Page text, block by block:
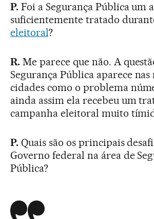
P.Foi a Segurança Pública um
suficientemente tratado
eleitoral?
R.Me parece que não. A
Segurança Pública aparece
cidades como o problema
ainda assim ela recebeu um
campanha eleitoral muito
P.Quais são os principais
Governo federal na área de
Pública?